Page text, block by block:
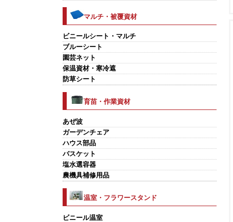
マルチ・被覆資材
ビニールシート・マルチ
ブルーシート
園芸ネット
保温資材・寒冷遮
防草シート
育苗・作業資材
あぜ波
ガーデンチェア
ハウス部品
バスケット
塩水選容器
農機具補修用品
温室・フラワースタンド
ビニール温室